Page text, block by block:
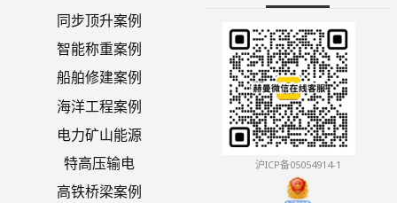
同步顶升案例
智能称重案例
船舶修建案例
海洋工程案例
电力矿山能源
特高压输电
高铁桥梁案例
沪ICP备05054914-1